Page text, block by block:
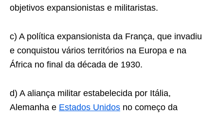
objetivos expansionistas e militaristas.
c) A política expansionista da França, que invadiu
e conquistou vários territórios na Europa e na
África no final da década de 1930.
d) A aliança militar estabelecida por Itália,
Alemanha e Estados Unidos no começo da